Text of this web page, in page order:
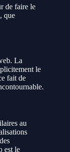
de faire le
que
La
le
fait de
au
est le